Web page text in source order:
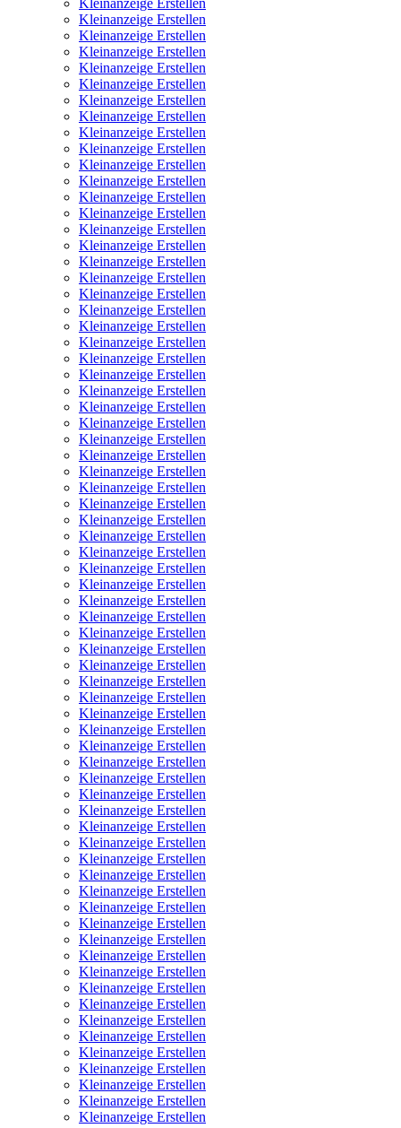
Kleinanzeige Erstellen
Kleinanzeige Erstellen
Kleinanzeige Erstellen
Kleinanzeige Erstellen
Kleinanzeige Erstellen
Kleinanzeige Erstellen
Kleinanzeige Erstellen
Kleinanzeige Erstellen
Kleinanzeige Erstellen
Kleinanzeige Erstellen
Kleinanzeige Erstellen
Kleinanzeige Erstellen
Kleinanzeige Erstellen
Kleinanzeige Erstellen
Kleinanzeige Erstellen
Kleinanzeige Erstellen
Kleinanzeige Erstellen
Kleinanzeige Erstellen
Kleinanzeige Erstellen
Kleinanzeige Erstellen
Kleinanzeige Erstellen
Kleinanzeige Erstellen
Kleinanzeige Erstellen
Kleinanzeige Erstellen
Kleinanzeige Erstellen
Kleinanzeige Erstellen
Kleinanzeige Erstellen
Kleinanzeige Erstellen
Kleinanzeige Erstellen
Kleinanzeige Erstellen
Kleinanzeige Erstellen
Kleinanzeige Erstellen
Kleinanzeige Erstellen
Kleinanzeige Erstellen
Kleinanzeige Erstellen
Kleinanzeige Erstellen
Kleinanzeige Erstellen
Kleinanzeige Erstellen
Kleinanzeige Erstellen
Kleinanzeige Erstellen
Kleinanzeige Erstellen
Kleinanzeige Erstellen
Kleinanzeige Erstellen
Kleinanzeige Erstellen
Kleinanzeige Erstellen
Kleinanzeige Erstellen
Kleinanzeige Erstellen
Kleinanzeige Erstellen
Kleinanzeige Erstellen
Kleinanzeige Erstellen
Kleinanzeige Erstellen
Kleinanzeige Erstellen
Kleinanzeige Erstellen
Kleinanzeige Erstellen
Kleinanzeige Erstellen
Kleinanzeige Erstellen
Kleinanzeige Erstellen
Kleinanzeige Erstellen
Kleinanzeige Erstellen
Kleinanzeige Erstellen
Kleinanzeige Erstellen
Kleinanzeige Erstellen
Kleinanzeige Erstellen
Kleinanzeige Erstellen
Kleinanzeige Erstellen
Kleinanzeige Erstellen
Kleinanzeige Erstellen
Kleinanzeige Erstellen
Kleinanzeige Erstellen